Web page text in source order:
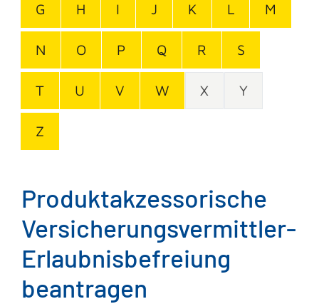
G H I J K L M
N O P Q R S
T U V W X Y
Z
Produktakzessorische
Versicherungsvermittler-
Erlaubnisbefreiung
beantragen